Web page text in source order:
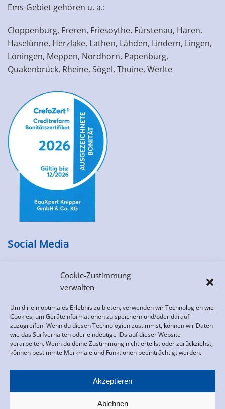
Cookie-Zustimmung
verwalten
Um dir ein optimales Erlebnis zu bieten, verwenden wir Technologien wie
Cookies, um Geräteinformationen zu speichern und/oder darauf
zuzugreifen. Wenn du diesen Technologien zustimmst, können wir Daten
wie das Surfverhalten oder eindeutige IDs auf dieser Website
verarbeiten. Wenn du deine Zustimmung nicht erteilst oder zurückziehst,
können bestimmte Merkmale und Funktionen beeinträchtigt werden.
Akzeptieren
Ablehnen
Ems-Gebiet gehören u. a.:
Cloppenburg, Freren, Friesoythe, Fürstenau, Haren,
Haselünne, Herzlake, Lathen, Lähden, Lindern, Lingen,
Löningen, Meppen, Nordhorn, Papenburg,
Quakenbrück, Rheine, Sögel, Thuine, Werlte
Social Media